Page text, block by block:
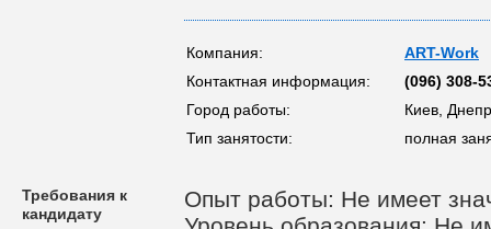
Компания:
ART-Work
Контактная информация:
(096) 308-
Город работы:
Киев,
Тип занятости:
полная
Требования к
кандидату
Опыт работы: Не имеет